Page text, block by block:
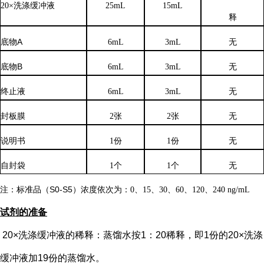
20×洗涤缓冲液 25mL 15mL
释
底物A 6mL 3mL 无
底物B 6mL 3mL 无
终止液 6mL 3mL 无
封板膜 2张 2张 无
说明书 1份 1份 无
自封袋 1个 1个 无
注：标准品（S0-S5）浓度依次为： 0、15、30、60、120、240 ng/mL
试剂的准备
20×洗涤缓冲液的稀释：蒸馏水按1：20稀释，即1份的20×洗涤
缓冲液加19份的蒸馏水。